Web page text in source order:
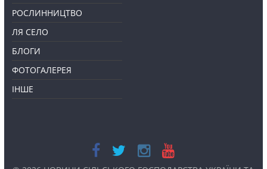
РОСЛИННИЦТВО
ЛЯ СЕЛО
БЛОГИ
ФОТОГАЛЕРЕЯ
ІНШЕ